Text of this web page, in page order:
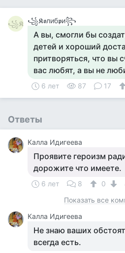
꧁𝕶 ꧁𝕶𝖔либ𝖕и꧂
А вы, смогли бы
детей и хороший
притворяться, что вы
вас любят, а вы не
6 лет 87 17
Ответы
Калла Идигеева
Проявите героизм
дорожите что имеете.
6 лет 8
0
Показать все
Калла Идигеева
Не знаю ваших
всегда есть.